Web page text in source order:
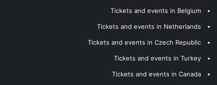
Tickets and events in Belgium
Tickets and events in Netherlands
Tickets and events in Czech Republic
Tickets and events in Turkey
Tickets and events in Canada